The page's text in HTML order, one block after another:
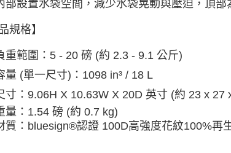
部設置水袋空間，減少水袋晃動與壓迫，頂部
規格】
重範圍：5 - 20 磅 (約 2.3 - 9.1 公斤)
量 (單一尺寸)： 1098 in³ / 18 L
寸：9.06H X 10.63W X 20D 英寸 (約 23 x 27
量：1.54 磅 (約 0.7 kg)
質： bluesign®認證 100D高強度花紋100%再